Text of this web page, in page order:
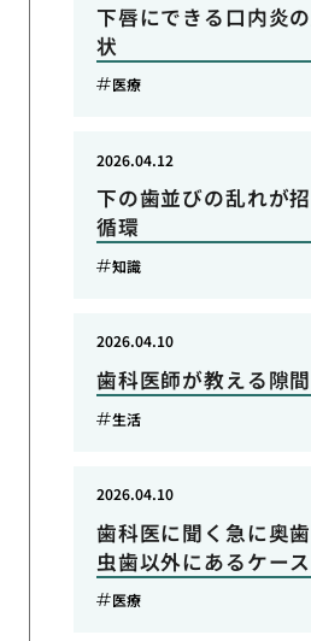
下唇にできる口内炎
状
医療
下の歯並びの乱れが
循環
2026.04.12
知識
歯科医師が教える隙
2026.04.10
生活
歯科医に聞く急に奥
虫歯以外にあるケース
2026.04.10
医療